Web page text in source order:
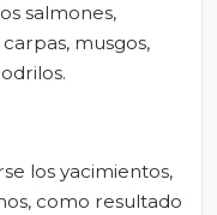
salmones,
musgos,
los yacimientos,
como resultado